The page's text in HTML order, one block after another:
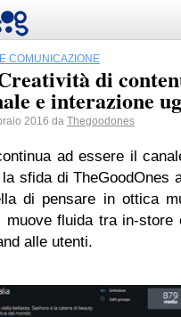
COMUNICAZIONE
di
e interazione
2016 da Thegoodones
ad essere il
sfida di TheGoodOnes
di pensare in ottica
muove fluida tra in-store
alle utenti.